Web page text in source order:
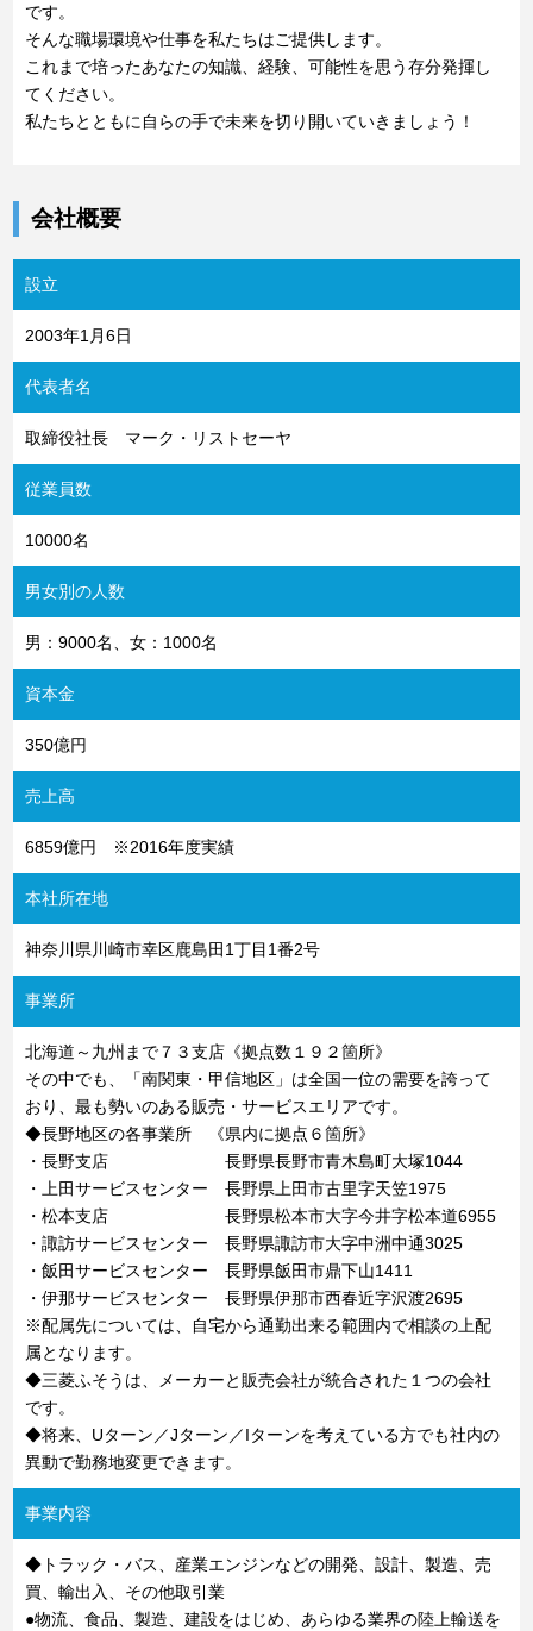
です。
そんな職場環境や仕事を私たちはご提供します。
これまで培ったあなたの知識、経験、可能性を思う存分発揮し
てください。
私たちとともに自らの手で未来を切り開いていきましょう！
会社概要
設立
2003年1月6日
代表者名
取締役社長 マーク・リストセーヤ
従業員数
10000名
男女別の人数
男：9000名、女：1000名
資本金
350億円
売上高
6859億円 ※2016年度実績
本社所在地
神奈川県川崎市幸区鹿島田1丁目1番2号
事業所
北海道～九州まで７３支店《拠点数１９２箇所》
その中でも、「南関東・甲信地区」は全国一位の需要を誇って
おり、最も勢いのある販売・サービスエリアです。
◆長野地区の各事業所 《県内に拠点６箇所》
・長野支店 長野県長野市青木島町大塚1044
・上田サービスセンター 長野県上田市古里字天笠1975
・松本支店 長野県松本市大字今井字松本道6955
・諏訪サービスセンター 長野県諏訪市大字中洲中通3025
・飯田サービスセンター 長野県飯田市鼎下山1411
・伊那サービスセンター 長野県伊那市西春近字沢渡2695
※配属先については、自宅から通勤出来る範囲内で相談の上配
属となります。
◆三菱ふそうは、メーカーと販売会社が統合された１つの会社
です。
◆将来、Uターン／Jターン／Iターンを考えている方でも社内の
異動で勤務地変更できます。
事業内容
◆トラック・バス、産業エンジンなどの開発、設計、製造、売
買、輸出入、その他取引業
●物流、食品、製造、建設をはじめ、あらゆる業界の陸上輸送を